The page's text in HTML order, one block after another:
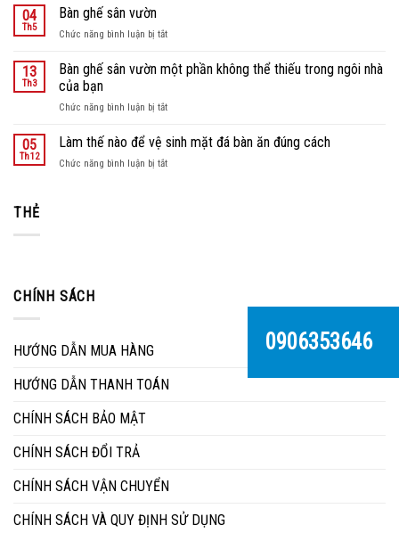
ghế
vườn
tại
thất
Hùng
04
Th5
Bàn ghế sân vườn
Chức năng bình luận bị tắtở
ghế
sân
13
Th3
Bàn ghế sân vườn một phần không thể thiếu trong ngôi nhà
của bạn
Chức năng bình luận bị tắtở
ghế
vườn
05
Th12
Làm thế nào để vệ sinh mặt đá bàn ăn đúng cách
Chức năng bình luận bị tắtở
THẺ
CHÍNH SÁCH
HƯỚNG DẪN MUA HÀNG
HƯỚNG DẪN THANH TOÁN
CHÍNH SÁCH BẢO MẬT
CHÍNH SÁCH ĐỔI TRẢ
CHÍNH SÁCH VẬN CHUYỂN
CHÍNH SÁCH VÀ QUY ĐỊNH SỬ DỤNG
0906353646